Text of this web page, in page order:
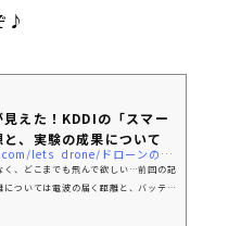
♪
見えた！KDDIの「スマー
と、実験の成果について
http://drone-girls.com/lets_drone/ドローンの未来が見える！kddiの「スマートドロー/
く、どこまでも飛んで欲しい…前回の記
ついては電波の届く距離と、バッテリ